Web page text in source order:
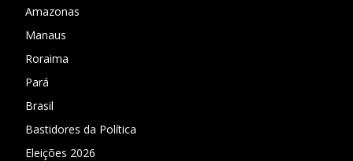
Amazonas
Manaus
Roraima
Pará
Brasil
Bastidores da Política
Eleições 2026